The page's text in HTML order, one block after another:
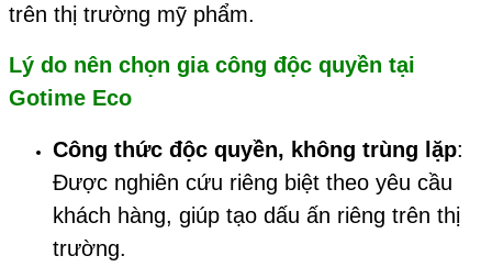
trên thị trường mỹ phẩm.
Lý do nên chọn gia công độc quyền tại
Gotime Eco
Công thức độc quyền, không trùng lặp:
Được nghiên cứu riêng biệt theo yêu cầu
khách hàng, giúp tạo dấu ấn riêng trên thị
trường.